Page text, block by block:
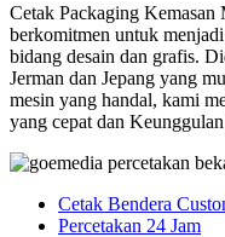
Cetak Packaging Kemasan
berkomitmen untuk
bidang desain dan grafis.
Jerman dan Jepang yang
mesin yang handal, kami
yang cepat dan
Cetak Bendera
Percetakan 24 Jam